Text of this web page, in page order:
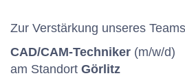
Zur Verstärkung unseres
CAD/CAM-Techniker (m/w/d)
am Standort Görlitz